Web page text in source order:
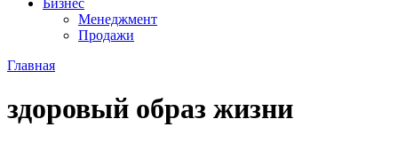
Бизнес
Менеджмент
Продажи
Главная
здоровый образ жизни